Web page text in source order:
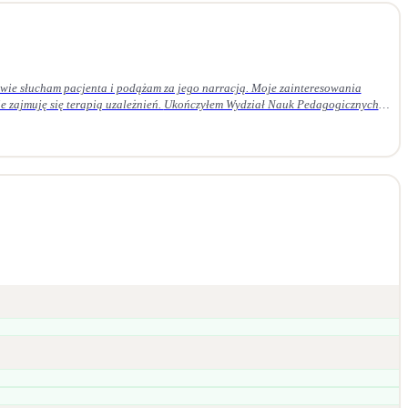
słucham pacjenta i podążam za jego narracją. Moje zainteresowania
Wydział Nauk Pedagogicznych
szkolenie z psychoterapii psychodynamicznej w Krakowskim
superwizji u certyfikowanego superwizora.